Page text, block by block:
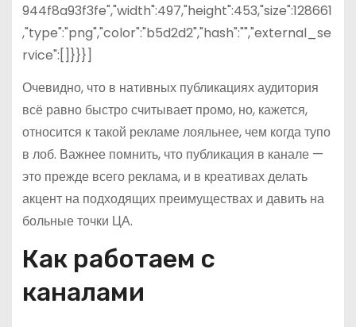
944f8a93f3fe","width":497,"height":453,"size":128661
,"type":"png","color":"b5d2d2","hash":"","external_se
rvice":[]}}}]
Очевидно, что в нативных публикациях аудитория
всё равно быстро считывает промо, но, кажется,
относится к такой рекламе лояльнее, чем когда тупо
в лоб. Важнее помнить, что публикация в канале —
это прежде всего реклама, и в креативах делать
акцент на подходящих преимуществах и давить на
больные точки ЦА.
Как работаем с
каналами